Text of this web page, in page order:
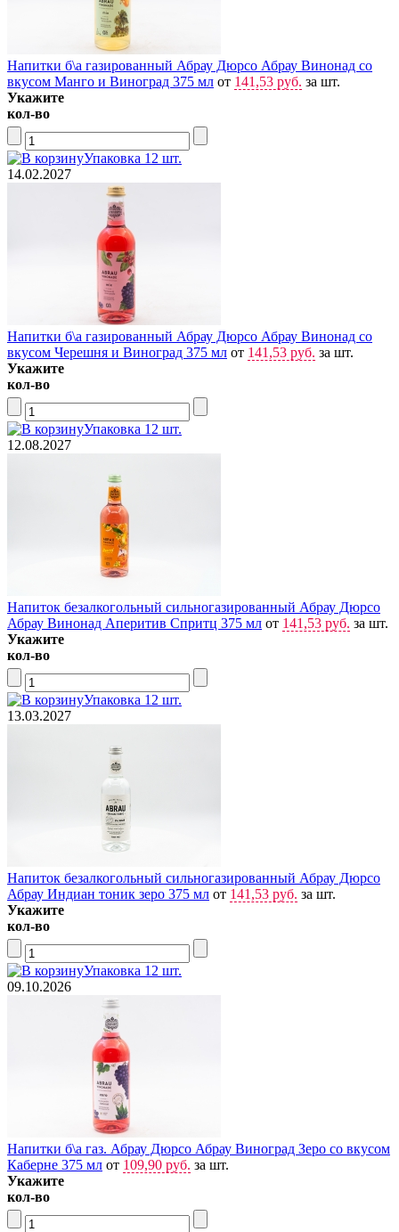
Напитки б\а газированный Абрау Дюрсо Абрау Винонад со
вкусом Манго и Виноград 375 мл от 141,53 руб. за шт.
Укажите
кол-во
Упаковка 12 шт.
14.02.2027
Напитки б\а газированный Абрау Дюрсо Абрау Винонад со
вкусом Черешня и Виноград 375 мл от 141,53 руб. за шт.
Укажите
кол-во
Упаковка 12 шт.
12.08.2027
Напиток безалкогольный сильногазированный Абрау Дюрсо
Абрау Винонад Аперитив Спритц 375 мл от 141,53 руб. за шт.
Укажите
кол-во
Упаковка 12 шт.
13.03.2027
Напиток безалкогольный сильногазированный Абрау Дюрсо
Абрау Индиан тоник зеро 375 мл от 141,53 руб. за шт.
Укажите
кол-во
Упаковка 12 шт.
09.10.2026
Напитки б\а газ. Абрау Дюрсо Абрау Виноград Зеро со вкусом
Каберне 375 мл от 109,90 руб. за шт.
Укажите
кол-во